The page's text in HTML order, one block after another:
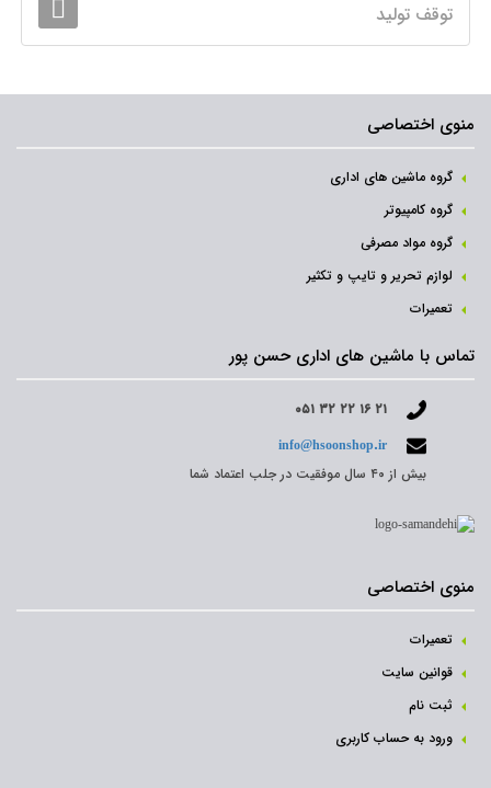
توقف تولید
منوی اختصاصی
گروه ماشین های اداری
گروه کامپیوتر
گروه مواد مصرفی
لوازم تحریر و تایپ و تکثیر
تعمیرات
تماس با ماشین های اداری حسن پور
۰۵۱ ۳۲ ۲۲ ۱۶ ۲۱
info@hsoonshop.ir
بیش از ۴۰ سال موفقیت در جلب اعتماد شما
منوی اختصاصی
تعمیرات
قوانین سایت
ثبت نام‌
ورود به حساب کاربری